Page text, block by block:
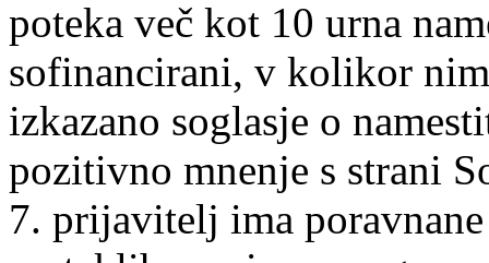
poteka več kot 10 urna
sofinancirani, v kolikor
izkazano soglasje o
pozitivno mnenje s strani
7. prijavitelj ima